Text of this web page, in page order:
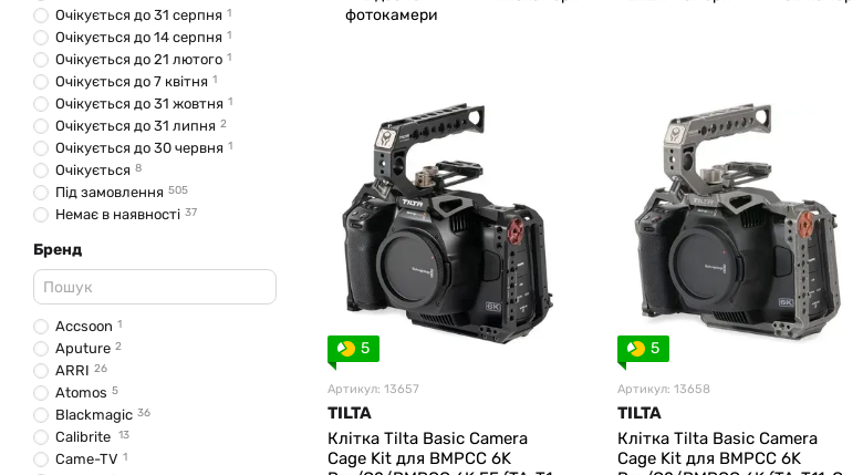
фотокамери
5
Артикул: 13657
TILTA
Клітка Tilta Basic Camera
Cage Kit для BMPCC 6K
5
Артикул: 13658
TILTA
Клітка Tilta Basic Camera
Cage Kit для BMPCC 6K
Очікується до 31 серпня 1
Очікується до 14 серпня 1
Очікується до 21 лютого 1
Очікується до 7 квітня 1
Очікується до 31 жовтня 1
Очікується до 31 липня 2
Очікується до 30 червня 1
Очікується 8
Під замовлення 505
Немає в наявності 37
Бренд
Accsoon 1
Aputure 2
ARRI 26
Atomos 5
Blackmagic 36
Calibrite 13
Came-TV 1